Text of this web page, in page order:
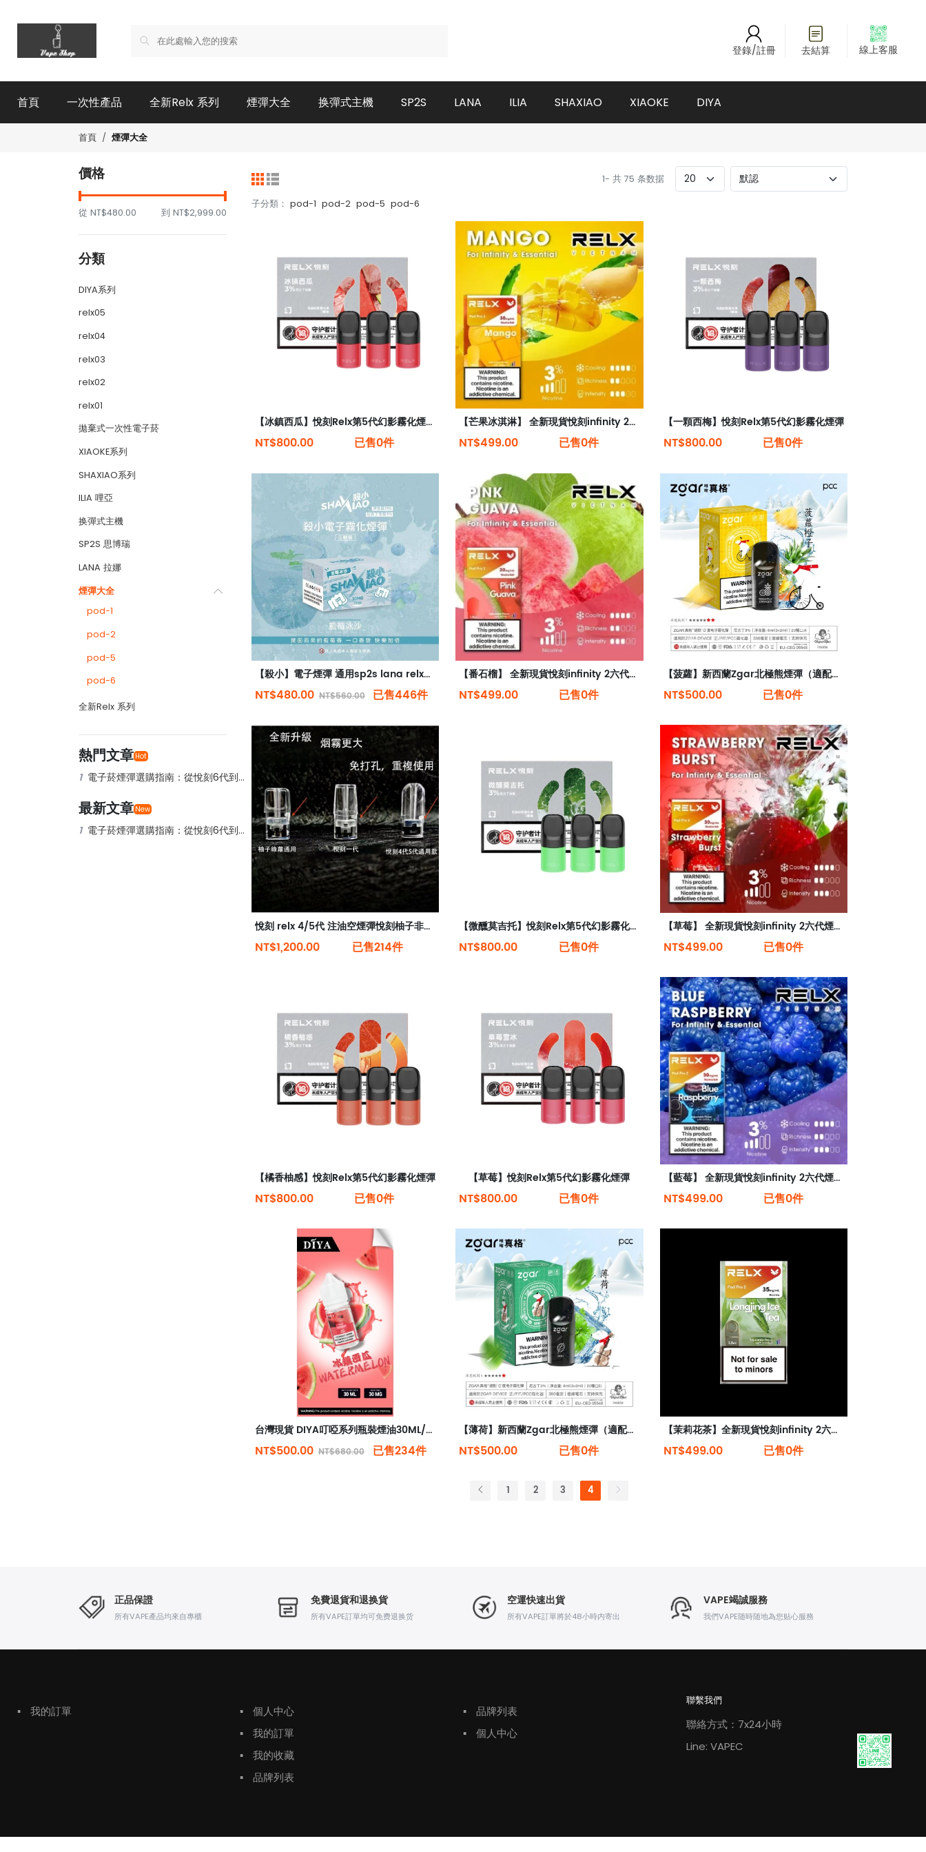
登錄/註冊 去結算 線上客服
首頁 一次性產品 全新Relx 系列 煙彈大全 换彈式主機 SP2S LANA ILIA SHAXIAO XIAOKE DIYA
首頁 煙彈大全
價格
從 NT$480.00 到 NT$2,999.00
分類
DIYA系列
relx05
relx04
relx03
relx02
relx01
拋棄式一次性電子菸
XIAOKE系列
SHAXIAO系列
ILIA 哩亞
换彈式主機
SP2S 思博瑞
LANA 拉娜
煙彈大全
pod-1
pod-2
pod-5
pod-6
全新Relx 系列
熱門文章 Hot
1電子菸煙彈選購指南：從悅刻6代到DIYA煙油全解析
最新文章 New
1電子菸煙彈選購指南：從悅刻6代到DIYA煙油全解析
1- 共 75 条数据
子分類： pod-1 pod-2 pod-5 pod-6
【冰鎮西瓜】悅刻Relx第5代幻影霧化煙彈 甜爽入喉
NT$800.00 已售0件
【芒果冰淇淋】 全新現貨悅刻infinity 2六代煙彈(煙彈x1)(通用Relx 4, 5代主機)
NT$499.00 已售0件
【一顆西梅】悅刻Relx第5代幻影霧化煙彈
NT$800.00 已售0件
【殺小】電子煙彈 通用sp2s lana relx一代 殺小煙彈 殺小霧化倉
NT$480.00 NT$560.00 已售446件
【番石榴】 全新現貨悅刻infinity 2六代煙彈(煙彈x1)(通用Relx 4, 5代主機)
NT$499.00 已售0件
【菠蘿】新西蘭Zgar北極熊煙彈（適配RELX 5代4代煙桿）
NT$500.00 已售0件
悅刻 relx 4/5代 注油空煙彈悅刻柚子非我魔笛綠蘿通用透明空彈（5個）
NT$1,200.00 已售214件
【微醺莫吉托】悅刻Relx第5代幻影霧化煙彈 微微酒香
NT$800.00 已售0件
【草莓】 全新現貨悅刻infinity 2六代煙彈(煙彈x1)(通用Relx 4, 5代主機)
NT$499.00 已售0件
【橘香柚感】悅刻Relx第5代幻影霧化煙彈
NT$800.00 已售0件
【草莓】悅刻Relx第5代幻影霧化煙彈
NT$800.00 已售0件
【藍莓】 全新現貨悅刻infinity 2六代煙彈(煙彈x1)(通用Relx 4, 5代主機)
NT$499.00 已售0件
台灣現貨 DIYA叮啞系列瓶裝煙油30ML/小煙主機專用
NT$500.00 NT$680.00 已售234件
【薄荷】新西蘭Zgar北極熊煙彈（適配RELX 5代4代煙桿）
NT$500.00 已售0件
【茉莉花茶】全新現貨悅刻infinity 2六代煙彈(煙彈x1)(通用Relx 4, 5代主機)
NT$499.00 已售0件
1 2 3 4
正品保證
所有VAPE產品均來自專櫃
免費退貨和退换貨
所有VAPE訂單均可免费退换货
空運快速出貨
所有VAPE訂單將於48小時内寄出
VAPE竭誠服務
我們VAPE随時随地為您贴心服務
▪ 我的訂單 ▪
個人中心
▪
我的訂單
▪
我的收藏
▪
品牌列表
▪
品牌列表
▪
個人中心
聯繫我們
聯絡方式：7x24小時
Line: VAPEC